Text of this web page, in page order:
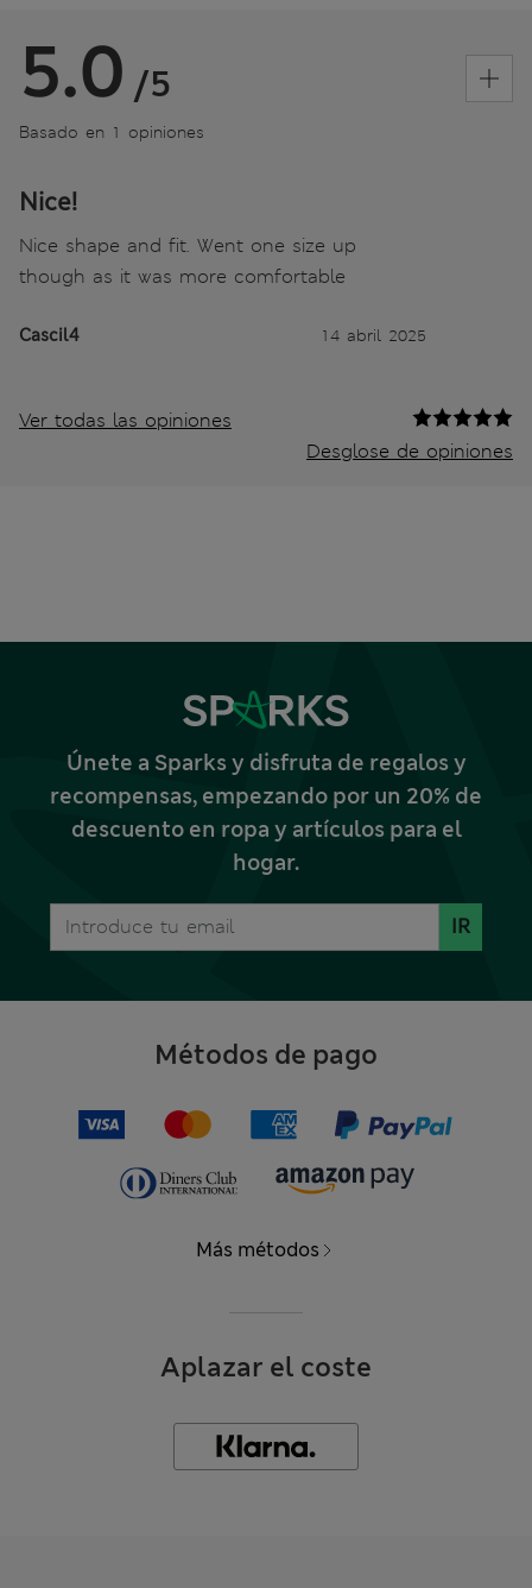
5.0 /5
Basado en 1 opiniones
Nice!
Nice shape and fit. Went one size up
though as it was more comfortable
Cascil4 14 abril 2025
Ver todas las opiniones
Desglose de opiniones
Únete a Sparks y disfruta de regalos y
recompensas, empezando por un 20% de
descuento en ropa y artículos para el
hogar.
IR
Métodos de pago
Más métodos
Aplazar el coste